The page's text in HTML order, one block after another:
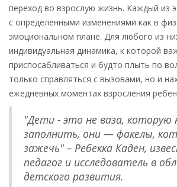
переход во взрослую жизнь. Каждый из
с определенными изменениями как в
эмоциональном плане. Для любого из
индивидуальная динамика, к которой
приспосабливаться и будто плыть по
только справляться с вызовами, но и
ежедневных моментах взросления
"Дети - это не ваза, которую
заполнить, они — факелы,
зажечь" – Ребекка Каден,
педагог и исследователь в
детского развития.